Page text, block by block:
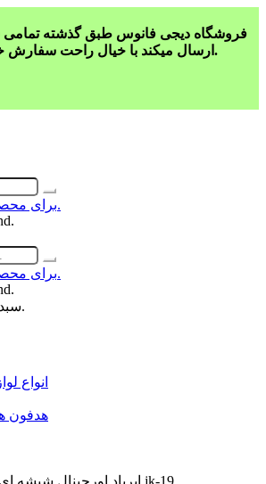
فروشگاه دیجی فانوس طبق گذشته تمامی
ارسال میکند با خیال راحت سفارش خود را ثبت کنید.
برای محصولات بیشتر کلیک کنید.
برای محصولات بیشتر کلیک کنید.
سبد خرید شما خالی است.
انواع
هدفون
ایرپاد اورجینال شیشه ای فانتزی دخترانه jk-19